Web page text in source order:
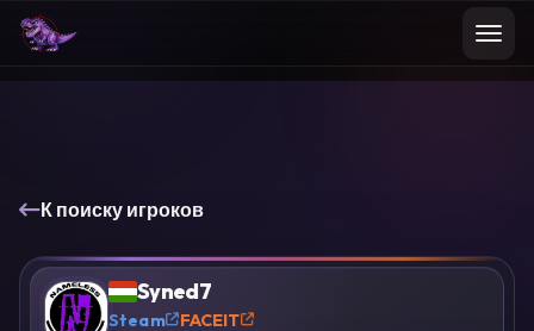
К поиску игроков
? Syned7
Steam FACEIT